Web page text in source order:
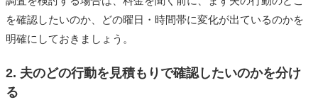
を確認したいのか、どの曜日・時間帯に変化が出ているのかを
明確にしておきましょう。
2. 夫のどの行動を見積もりで確認したいのかを分け
る